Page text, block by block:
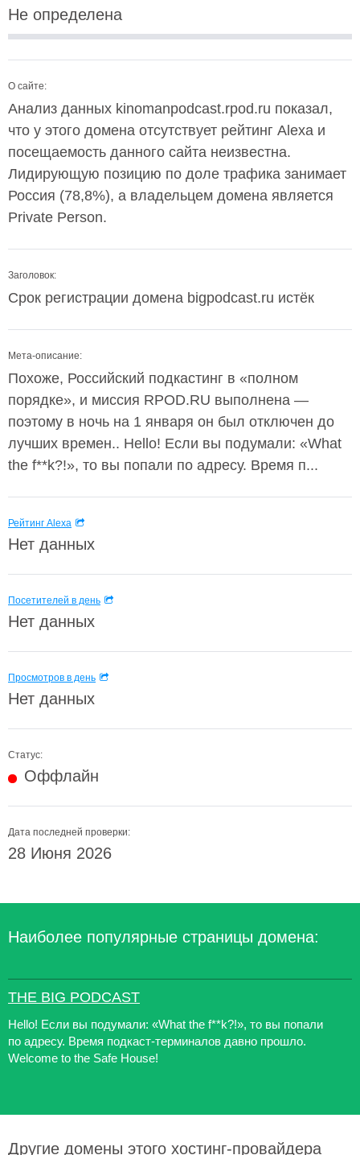
Не определена
О сайте:
Анализ данных kinomanpodcast.rpod.ru показал,
что у этого домена отсутствует рейтинг Alexa и
посещаемость данного сайта неизвестна.
Лидирующую позицию по доле трафика занимает
Россия (78,8%), а владельцем домена является
Private Person.
Заголовок:
Срок регистрации домена bigpodcast.ru истёк
Мета-описание:
Похоже, Российский подкастинг в «полном
порядке», и миссия RPOD.RU выполнена —
поэтому в ночь на 1 января он был отключен до
лучших времен.. Hello! Если вы подумали: «What
the f**k?!», то вы попали по адресу. Время п...
Рейтинг Alexa
Нет данных
Посетителей в день
Нет данных
Просмотров в день
Нет данных
Статус:
Оффлайн
Дата последней проверки:
28 Июня 2026
Наиболее популярные страницы домена:
THE BIG PODCAST
Hello! Если вы подумали: «What the f**k?!», то вы попали
по адресу. Время подкаст-терминалов давно прошло.
Welcome to the Safe House!
Другие домены этого хостинг-провайдера